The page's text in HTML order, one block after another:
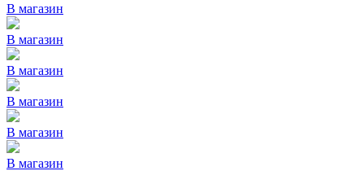
В магазин
В магазин
В магазин
В магазин
В магазин
В магазин